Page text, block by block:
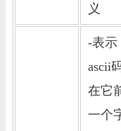
义
-表示
ascii
在它
一个